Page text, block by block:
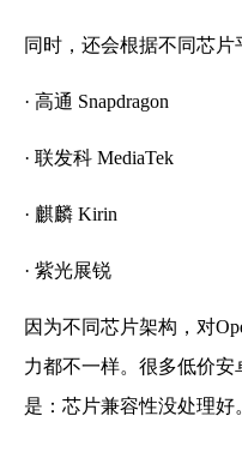
同时，还会根据不同芯片
· 高通 Snapdragon
· 联发科 MediaTek
· 麒麟 Kirin
· 紫光展锐
因为不同芯片架构，对
力都不一样。很多低价
是：芯片兼容性没处理好